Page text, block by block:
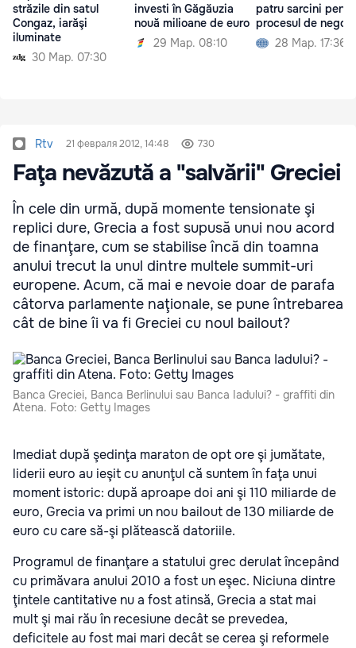
străzile din satul
Congaz, iarăşi
iluminate
30 Мар. 07:30
investi în Găgăuzia
nouă milioane de euro
29 Мар. 08:10
patru sarcini
procesul de
28 Мар. 17:36
Rtv 21 февраля 2012, 14:48 730
Faţa nevăzută a "salvării" Greciei
În cele din urmă, după momente tensionate şi
replici dure, Grecia a fost supusă unui nou acord
de finanţare, cum se stabilise încă din toamna
anului trecut la unul dintre multele summit-uri
europene. Acum, că mai e nevoie doar de parafa
câtorva parlamente naţionale, se pune întrebarea
cât de bine îi va fi Greciei cu noul bailout?
Banca Greciei, Banca Berlinului sau Banca Iadului? - graffiti din
Atena. Foto: Getty Images
Imediat după şedinţa maraton de opt ore şi jumătate,
liderii euro au ieşit cu anunţul că suntem în faţa unui
moment istoric: după aproape doi ani şi 110 miliarde de
euro, Grecia va primi un nou bailout de 130 miliarde de
euro cu care să-şi plătească datoriile.
Programul de finanţare a statului grec derulat începând
cu primăvara anului 2010 a fost un eşec. Niciuna dintre
ţintele cantitative nu a fost atinsă, Grecia a stat mai
mult şi mai rău în recesiune decât se prevedea,
deficitele au fost mai mari decât se cerea şi reformele